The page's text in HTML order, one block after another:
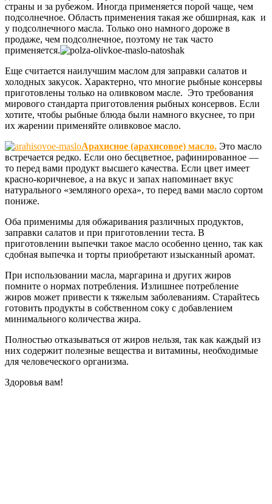
страны и за рубежом. Иногда применяется порой чаще, чем
подсолнечное. Область применения такая же обширная, как и
у подсолнечного масла. Только оно намного дороже в
продаже, чем подсолнечное, поэтому не так часто
применяется.
Еще считается наилучшим маслом для заправки салатов и
холодных закусок. Характерно, что многие рыбные консервы
приготовлены только на оливковом масле. Это требования
мирового стандарта приготовления рыбных консервов. Если
хотите, чтобы рыбные блюда были намного вкуснее, то при
их жарении применяйте оливковое масло.
Арахисное (арахисовое) масло. Это масло
встречается редко. Если оно бесцветное, рафинированное —
то перед вами продукт высшего качества. Если цвет имеет
красно-коричневое, а на вкус и запах напоминает вкус
натурального «земляного ореха», то перед вами масло сортом
пониже.
Оба применимы для обжаривания различных продуктов,
заправки салатов и при приготовлении теста. В
приготовлении выпечки такое масло особенно ценно, так как
сдобная выпечка и торты приобретают изысканный аромат.
При использовании масла, маргарина и других жиров
помните о нормах потребления. Излишнее потребление
жиров может привести к тяжелым заболеваниям. Старайтесь
готовить продукты в собственном соку с добавлением
минимального количества жира.
Полностью отказываться от жиров нельзя, так как каждый из
них содержит полезные вещества и витамины, необходимые
для человеческого организма.
Здоровья вам!